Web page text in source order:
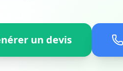
un devis